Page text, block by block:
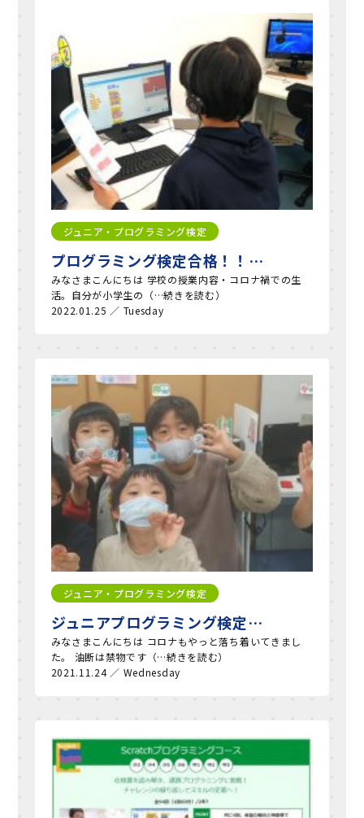
ジュニア・プログラミング検定
プログラミング検定合格！！…
みなさまこんにちは 学校の授業内容・コロナ禍での生
活。自分が小学生の（…続きを読む）
2022.01.25 ／ Tuesday
ジュニア・プログラミング検定
ジュニアプログラミング検定…
みなさまこんにちは コロナもやっと落ち着いてきまし
た。 油断は禁物です（…続きを読む）
2021.11.24 ／ Wednesday